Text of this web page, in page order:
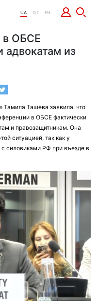
UA QT EN
в ОБСЕ
адвокатам из
Тамила Ташева заявила, что
в ОБСЕ фактически
и правозащитникам. Она
ситуацией, так как у
силовиками РФ при въезде в